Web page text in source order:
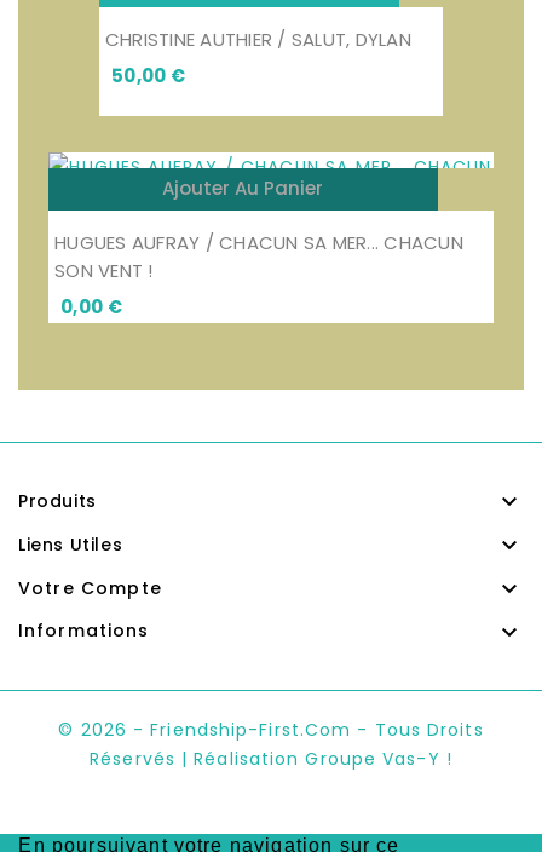
CHRISTINE AUTHIER / SALUT, DYLAN
50,00 €Prix
Ajouter Au Panier
HUGUES AUFRAY / CHACUN SA MER... CHACUN
SON VENT !
0,00 €Prix
Produits 
Liens Utiles 
Votre Compte 
Informations 
En poursuivant votre navigation sur ce
© 2026 - Friendship-First.com - Tous Droits
Réservés | Réalisation Groupe Vas-Y !